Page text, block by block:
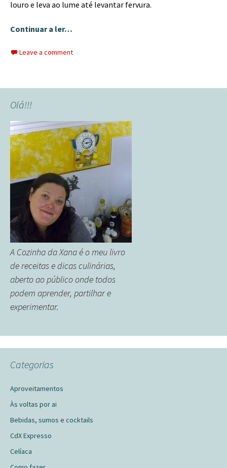
louro e leva ao lume até levantar fervura.
Continuar a ler…
Leave a comment
Olá!!!
A Cozinha da Xana é o meu livro
de receitas e dicas culinárias,
aberto ao público onde todos
podem aprender, partilhar e
experimentar.
Categorias
Aproveitamentos
Às voltas por ai
Bebidas, sumos e cocktails
CdX Expresso
Celíaca